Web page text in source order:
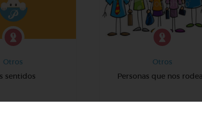
Otros
sentidos
Otros
Personas que nos